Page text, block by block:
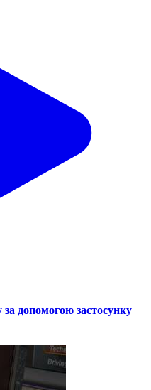
допомогою застосунку